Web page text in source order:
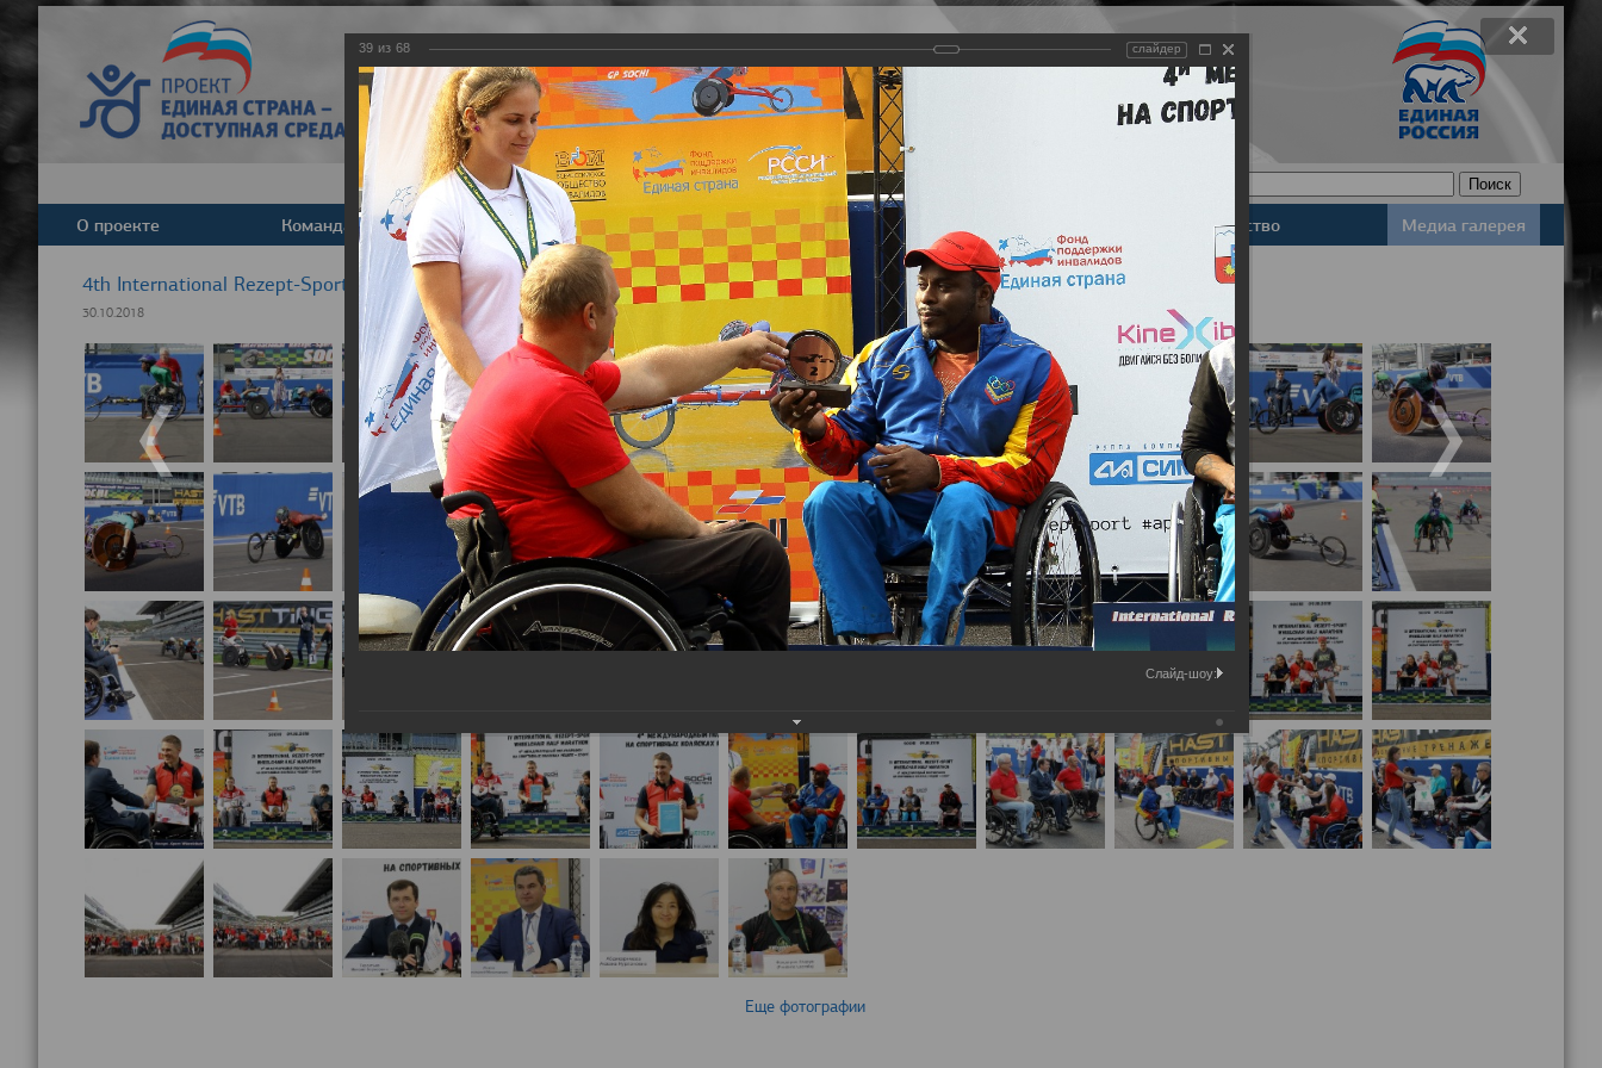
Задать вопрос
Версия для слабовидящих
О проекте Команда Новости Деятельность Базы данных Законодательство Медиа галерея
4th International Rezept-Sport Wheelchair Half marathon
30.10.2018
Еще фотографии
39 из 68 слайдер
Слайд-шоу: